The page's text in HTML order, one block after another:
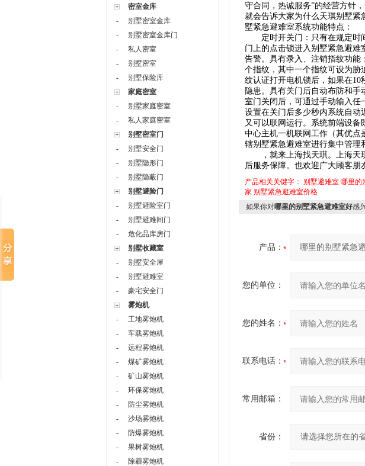
密室金库
-
别墅密室金库
-
别墅密室金库门
-
私人密室
-
别墅密室
-
别墅保险库
家庭密室
-
别墅家庭密室
-
私人家庭密室
别墅密室门
-
别墅安全门
-
别墅隐形门
-
别墅隐蔽门
别墅避险门
-
别墅避险室门
-
别墅避难间门
-
危化品库房门
别墅收藏室
-
别墅安全屋
-
别墅避难室
-
豪宅安全门
雾炮机
-
工地雾炮机
-
车载雾炮机
-
远程雾炮机
-
煤矿雾炮机
-
矿山雾炮机
-
环保雾炮机
-
防尘雾炮机
-
沙场雾炮机
-
防爆雾炮机
-
果树雾炮机
-
除霾雾炮机
守合同，热诚服务”的经营方针
就会告诉大家为什么天琪别墅紧
墅紧急避难室系统功能特点：
定时开关门：只有在规定时
门上的点击锁进入别墅紧急避
告警。具有录入、注销指纹功能
个指纹，其中一个指纹可设为胁
纹认证打开电机锁后，如果在
隐患。具有关门后自动布防和
室门关闭后，可通过手动输入任
设置在关门后多少秒内系统自动
又可以联网运行。系统前端设
中心主机一机联网工作（其优点
辖别墅紧急避难室进行集中管理
，就来上海找天琪。上海
后服务保障。也欢迎广大顾客朋
产品相关关键字： 别墅避难室 哪里的
家 别墅紧急避难室价格
如果你对哪里的别墅紧急避难室好感
产品：
您的单位：
您的姓名：
联系电话：
常用邮箱：
省份：